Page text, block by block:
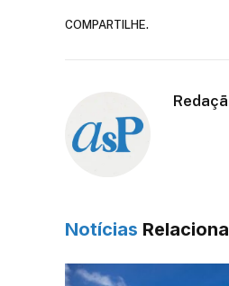
COMPARTILHE.
Notícias